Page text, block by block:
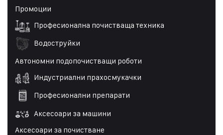
Промоции
Професионална почистваща техника
Водоструйки
Автономни подопочистващи роботи
Индустриални прахосмукачки
Професионални препарати
Аксесоари за машини
Аксесоари за почистване